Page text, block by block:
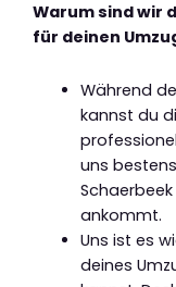
Warum sind wir
für deinen
Während
kannst du
uns
ankommt.
Uns ist es
deines